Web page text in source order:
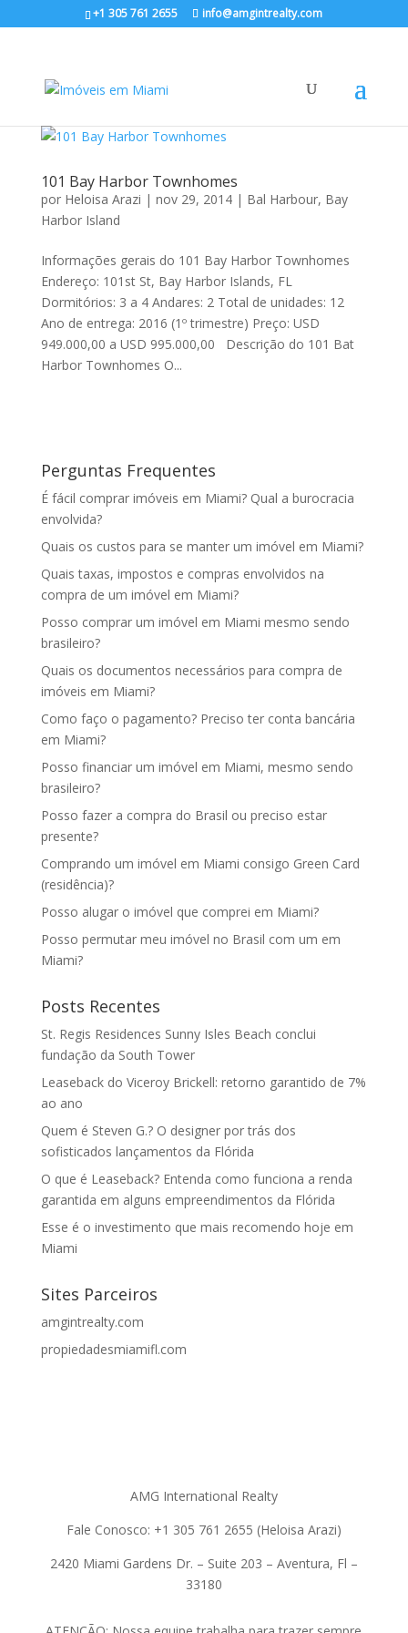
+1 305 761 2655 info@amgintrealty.com
101 Bay Harbor Townhomes
por Heloisa Arazi | nov 29, 2014| Bal Harbour, Bay
Harbor Island
Informações gerais do 101 Bay Harbor Townhomes
Endereço: 101st St, Bay Harbor Islands, FL
Dormitórios: 3 a 4 Andares: 2 Total de unidades: 12
Ano de entrega: 2016 (1º trimestre) Preço: USD
949.000,00 a USD 995.000,00 Descrição do 101 Bat
Harbor Townhomes O...
Perguntas Frequentes
É fácil comprar imóveis em Miami? Qual a burocracia
envolvida?
Quais os custos para se manter um imóvel em Miami?
Quais taxas, impostos e compras envolvidos na
compra de um imóvel em Miami?
Posso comprar um imóvel em Miami mesmo sendo
brasileiro?
Quais os documentos necessários para compra de
imóveis em Miami?
Como faço o pagamento? Preciso ter conta bancária
em Miami?
Posso financiar um imóvel em Miami, mesmo sendo
brasileiro?
Posso fazer a compra do Brasil ou preciso estar
presente?
Comprando um imóvel em Miami consigo Green Card
(residência)?
Posso alugar o imóvel que comprei em Miami?
Posso permutar meu imóvel no Brasil com um em
Miami?
Posts Recentes
St. Regis Residences Sunny Isles Beach conclui
fundação da South Tower
Leaseback do Viceroy Brickell: retorno garantido de 7%
ao ano
Quem é Steven G.? O designer por trás dos
sofisticados lançamentos da Flórida
O que é Leaseback? Entenda como funciona a renda
garantida em alguns empreendimentos da Flórida
Esse é o investimento que mais recomendo hoje em
Miami
Sites Parceiros
amgintrealty.com
propiedadesmiamifl.com
AMG International Realty
Fale Conosco: +1 305 761 2655 (Heloisa Arazi)
2420 Miami Gardens Dr. – Suite 203 – Aventura, Fl –
33180